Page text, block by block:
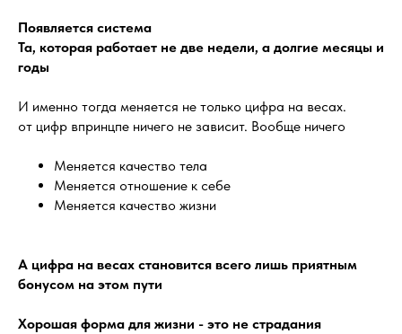
Появляется система
Та, которая работает не две недели, а долгие месяцы и
годы
И именно тогда меняется не только цифра на весах.
от цифр впринцпе ничего не зависит. Вообще ничего
Меняется качество тела
Меняется отношение к себе
Меняется качество жизни
А цифра на весах становится всего лишь приятным
бонусом на этом пути
Хорошая форма для жизни - это не страдания